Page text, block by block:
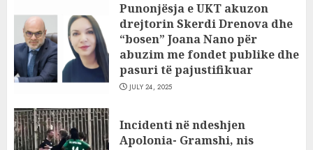
Punonjësja e UKT akuzon
drejtorin Skerdi Drenova dhe
“bosen” Joana Nano për
abuzim me fondet publike dhe
pasuri të pajustifikuar
JULY 24, 2025
Incidenti në ndeshjen
Apolonia- Gramshi, nis